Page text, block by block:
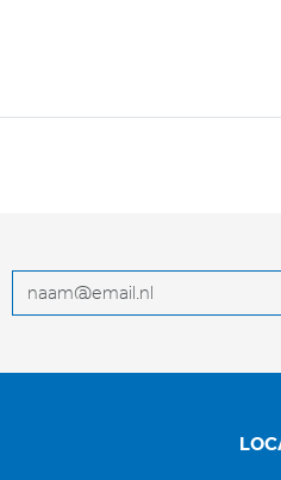
E-mailadres